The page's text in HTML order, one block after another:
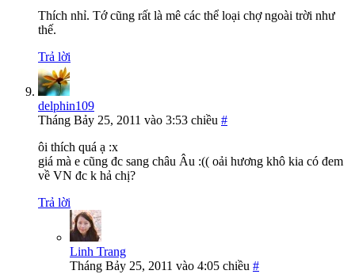
Thích nhỉ. Tớ cũng rất là mê các thể loại chợ ngoài trời như
thế.
Trả lời
delphin109
Tháng Bảy 25, 2011 vào 3:53 chiều #
ôi thích quá ạ :x
giá mà e cũng đc sang châu Âu :(( oải hương khô kia có đem
về VN đc k hả chị?
Trả lời
Linh Trang
Tháng Bảy 25, 2011 vào 4:05 chiều #